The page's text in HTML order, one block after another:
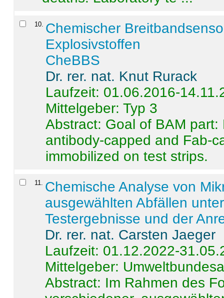
10 Chemischer
Explosivstoffen
CheBBS
Dr. rer. nat. Knut Rurack
Laufzeit: 01.06.2016-
Mittelgeber: Typ 3
Abstract: Goal of BAM
antibody-capped and Fab-
immobilized on test strips.
11
Chemische Analyse von
ausgewählten Abfällen
Testergebnisse und der
Dr. rer. nat. Carsten Jaeger
Laufzeit: 01.12.2022-
Mittelgeber:
Abstract: Im Rahmen des